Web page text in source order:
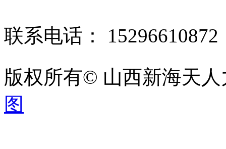
联系电话：
版权所有© 山西新海天
图